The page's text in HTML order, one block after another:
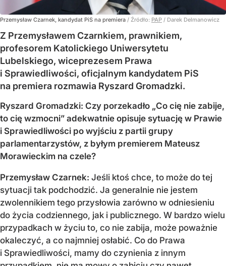
Przemysław Czarnek, kandydat PiS na premiera / Źródło: PAP / Darek Delmanowicz
Z Przemysławem Czarnkiem, prawnikiem,
profesorem Katolickiego Uniwersytetu
Lubelskiego, wiceprezesem Prawa
i Sprawiedliwości, oficjalnym kandydatem PiS
na premiera rozmawia Ryszard Gromadzki.
Ryszard Gromadzki: Czy porzekadło „Co cię nie zabije,
to cię wzmocni” adekwatnie opisuje sytuację w Prawie
i Sprawiedliwości po wyjściu z partii grupy
parlamentarzystów, z byłym premierem Mateusz
Morawieckim na czele?
Przemysław Czarnek: Jeśli ktoś chce, to może do tej
sytuacji tak podchodzić. Ja generalnie nie jestem
zwolennikiem tego przysłowia zarówno w odniesieniu
do życia codziennego, jak i publicznego. W bardzo wielu
przypadkach w życiu to, co nie zabija, może poważnie
okaleczyć, a co najmniej osłabić. Co do Prawa
i Sprawiedliwości, mamy do czynienia z innym